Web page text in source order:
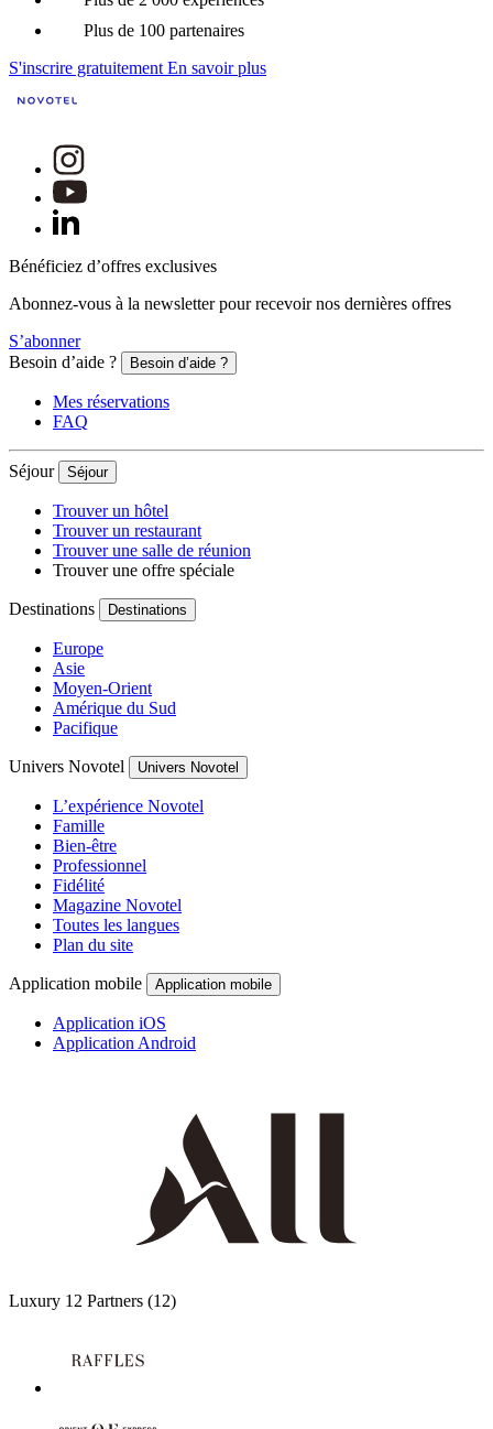
Plus de 100 partenaires
S'inscrire gratuitement En savoir plus
Bénéficiez d’offres exclusives
Abonnez-vous à la newsletter pour recevoir nos dernières offres
S’abonner
Besoin d’aide ?
Besoin d’aide ?
Mes réservations
FAQ
Séjour Séjour
Trouver un hôtel
Trouver un restaurant
Trouver une salle de réunion
Trouver une offre spéciale
Destinations Destinations
Europe
Asie
Moyen-Orient
Amérique du Sud
Pacifique
Univers Novotel Univers Novotel
L’expérience Novotel
Famille
Bien-être
Professionnel
Fidélité
Magazine Novotel
Toutes les langues
Plan du site
Application mobile Application mobile
Application iOS
Application Android
Luxury 12 Partners (12)